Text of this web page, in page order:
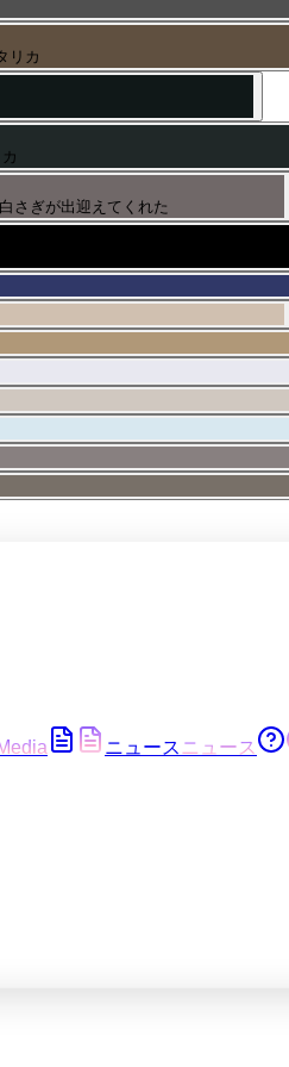
カ
さぎが出迎えてくれた
ニュース ニュース